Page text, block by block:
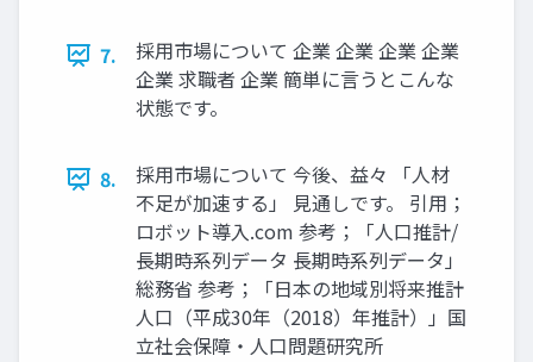
7.
採用市場について 企業 企業 企業 企業
企業 求職者 企業 簡単に言うとこんな
状態です。
8.
採用市場について 今後、益々 「人材
不足が加速する」 見通しです。 引用；
ロボット導入.com 参考；「人口推計/
長期時系列データ 長期時系列データ」
総務省 参考；「日本の地域別将来推計
人口（平成30年（2018）年推計）」国
立社会保障・人口問題研究所